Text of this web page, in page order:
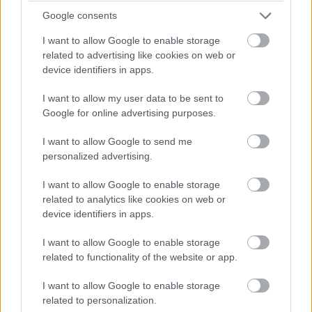
Google consents
I want to allow Google to enable storage
related to advertising like cookies on web or
device identifiers in apps.
I want to allow my user data to be sent to
Google for online advertising purposes.
I want to allow Google to send me
personalized advertising.
I want to allow Google to enable storage
related to analytics like cookies on web or
device identifiers in apps.
I want to allow Google to enable storage
related to functionality of the website or app.
I want to allow Google to enable storage
related to personalization.
Európai Unió Tanácsának hivatalosan is el kell fogadnia.
Diákok a munkaerőpiacon: Így formálják a 2026-os
A diákoknak már nem elég a magas órabér,
rugalmasságot is várnak.
#eu #gazdaság #környezetvédelem
#jog
#ipar4.0
#kkv
A közép-kelet-európai régióban